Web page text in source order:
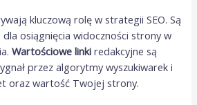
kluczową rolę w strategii SEO. Są
osiągnięcia widoczności strony w
Wartościowe linki redakcyjne są
przez algorytmy wyszukiwarek i
oraz wartość Twojej strony.